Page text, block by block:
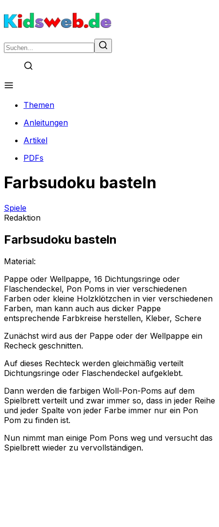
Themen
Anleitungen
Artikel
PDFs
Farbsudoku basteln
Spiele
Redaktion
Farbsudoku basteln
Material:
Pappe oder Wellpappe, 16 Dichtungsringe oder
Flaschendeckel, Pon Poms in vier verschiedenen
Farben oder kleine Holzklötzchen in vier verschiedenen
Farben, man kann auch aus dicker Pappe
entsprechende Farbkreise herstellen, Kleber, Schere
Zunächst wird aus der Pappe oder der Wellpappe ein
Recheck geschnitten.
Auf dieses Rechteck werden gleichmäßig verteilt
Dichtungsringe oder Flaschendeckel aufgeklebt.
Dann werden die farbigen Woll-Pon-Poms auf dem
Spielbrett verteilt und zwar immer so, dass in jeder Reihe
und jeder Spalte von jeder Farbe immer nur ein Pon
Pom zu finden ist.
Nun nimmt man einige Pom Pons weg und versucht das
Spielbrett wieder zu vervollständigen.